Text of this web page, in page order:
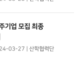
기업 모집 최종
03-27 | 산학협력단